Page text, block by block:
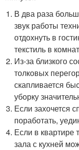
В два раза
звук работы
отдохнуть в
текстиль в
Из-за близкого
толковых
скапливается
уборку
Если захочется
поработать,
Если в квартире
зала с кухней